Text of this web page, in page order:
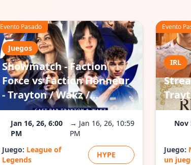
Juegos
Showmatch - Faction
Force vs Faction Honneur
- Trayton / Wakz /
Doigby...
Evento Pasado
Jan 16, 26, 6:00
PM
→ Jan 16, 26, 10:59
PM
Juego: League of
Legends
HYPE
IRL
Evento
Nov
Juego:
un